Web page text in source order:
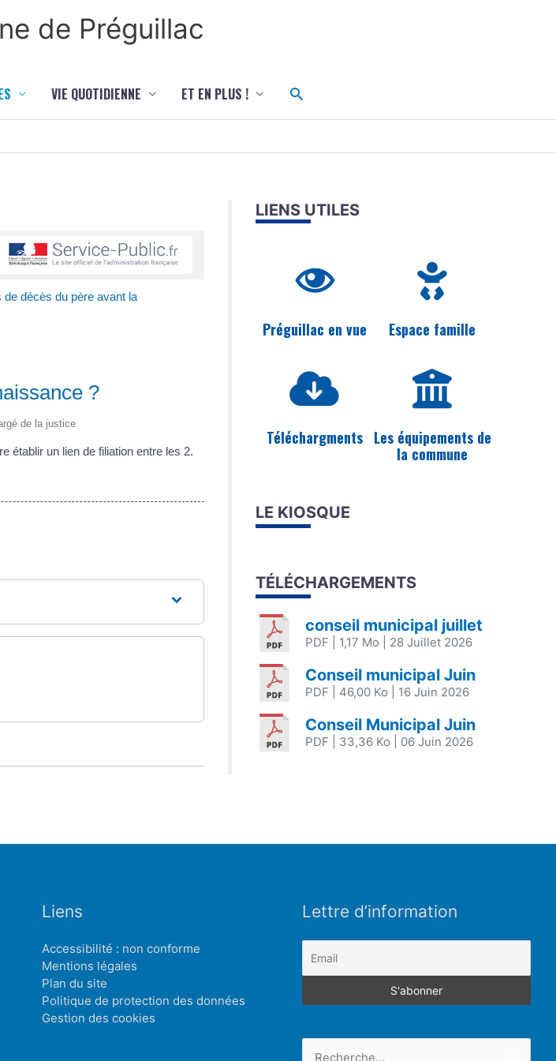
de Préguillac
VIE QUOTIDIENNE ET EN PLUS ! Rechercher
de décès du père avant la
?
de la justice
établir un lien de filiation entre les 2.
LIENS UTILES
Préguillac en vue Espace famille
Téléchargments Les équipements de
la commune
LE KIOSQUE
TÉLÉCHARGEMENTS
conseil municipal juillet
PDF | 1,17 Mo | 28 Juillet 2026
Conseil municipal Juin
PDF | 46,00 Ko | 16 Juin 2026
Conseil Municipal Juin
PDF | 33,36 Ko | 06 Juin 2026
Liens
Accessibilité : non conforme
Mentions légales
Plan du site
Politique de protection des données
Gestion des cookies
Lettre d’information